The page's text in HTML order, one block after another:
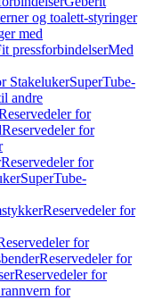
og toalett-styringer
med
pressforbindelserMed
StakelukerSuperTube-
andre
for
Reservedeler for
Reservedeler for
SuperTube-
Reservedeler for
for
Reservedeler for
Reservedeler for
for